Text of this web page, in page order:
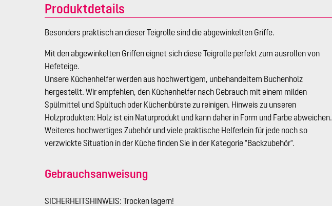
Produktdetails
Besonders praktisch an dieser Teigrolle sind die abgewinkelten Griffe.
Mit den abgewinkelten Griffen eignet sich diese Teigrolle perfekt zum ausrollen von
Hefeteige.
Unsere Küchenhelfer werden aus hochwertigem, unbehandeltem Buchenholz
hergestellt. Wir empfehlen, den Küchenhelfer nach Gebrauch mit einem milden
Spülmittel und Spültuch oder Küchenbürste zu reinigen. Hinweis zu unseren
Holzprodukten: Holz ist ein Naturprodukt und kann daher in Form und Farbe abweichen.
Weiteres hochwertiges Zubehör und viele praktische Helferlein für jede noch so
verzwickte Situation in der Küche finden Sie in der Kategorie "Backzubehör".
Gebrauchsanweisung
SICHERHEITSHINWEIS: Trocken lagern!